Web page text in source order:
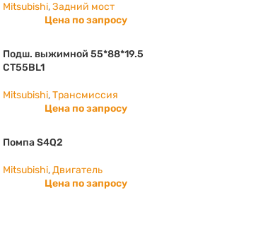
Mitsubishi, Задний мост
Цена по запросу
Подш. выжимной 55*88*19.5
CT55BL1
Mitsubishi, Трансмиссия
Цена по запросу
Помпа S4Q2
Mitsubishi, Двигатель
Цена по запросу